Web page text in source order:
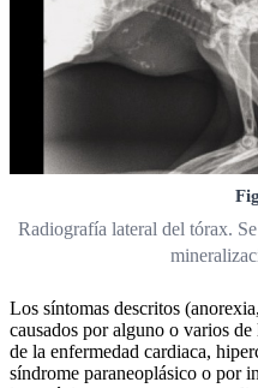
Radiografía lateral del tórax.
Los síntomas descritos
causados por alguno o varios
de la enfermedad cardiaca,
síndrome paraneoplásico o por